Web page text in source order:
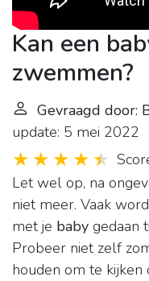
Kan een
zwemmen?
Gevraagd door:
update: 5 mei 2022
Let wel op, na
niet meer. Vaak
met je baby gedaan
Probeer niet zelf
houden om te kijken